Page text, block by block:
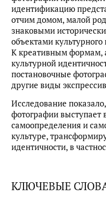
идентификацию
отчим домом, малой
знаковыми
объектами
К креативным формам,
культурной
постановочные
другие виды
Исследование
фотографии
самоопределения и
культуре,
идентичности, в
КЛЮЧЕВЫЕ